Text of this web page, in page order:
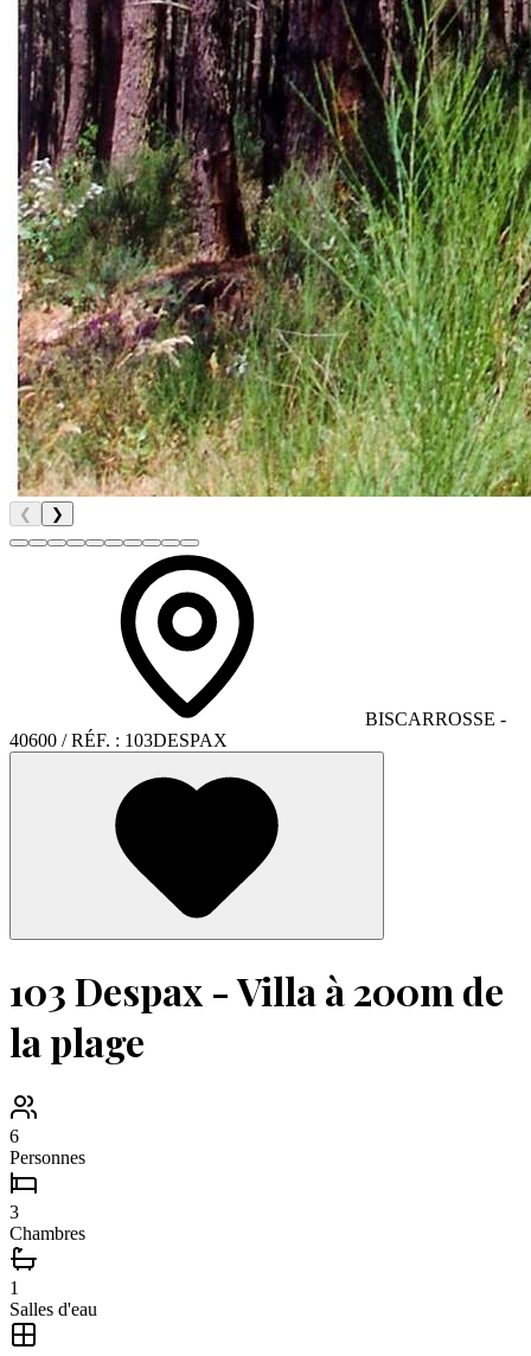
❮ ❯
BISCARROSSE -
40600 / RÉF. : 103DESPAX
103 Despax - Villa à 200m de
la plage
6
Personnes
3
Chambres
1
Salles d'eau